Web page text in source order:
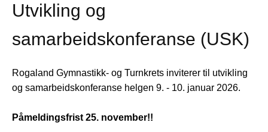
Utvikling og
samarbeidskonferanse (USK)
Rogaland Gymnastikk- og Turnkrets inviterer til utvikling
og samarbeidskonferanse helgen 9. - 10. januar 2026.
Påmeldingsfrist 25. november!!